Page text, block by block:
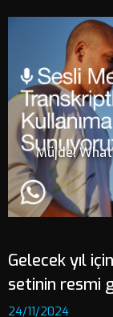
Müjde!
Gelecek yıl
setinin resmi
24/11/2024